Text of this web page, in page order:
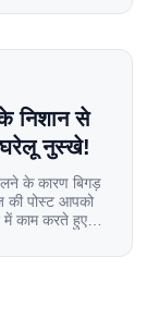
निशान से
घरेलू नुस्खे!
के कारण बिगड़
की पोस्ट आपको
में काम करते हुए